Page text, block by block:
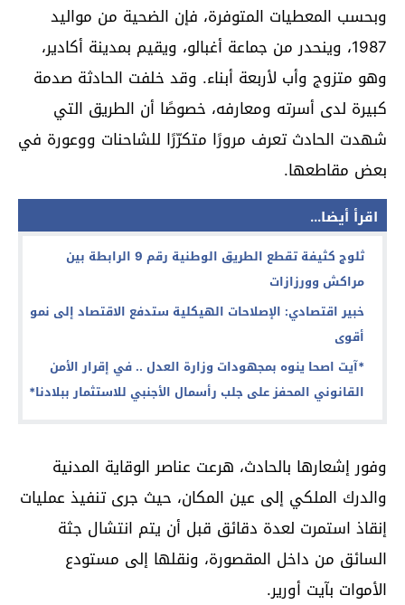
وبحسب المعطيات المتوفرة، فإن الضحية من مواليد
1987، وينحدر من جماعة أغبالو، ويقيم بمدينة أكادير،
وهو متزوج وأب لأربعة أبناء. وقد خلفت الحادثة صدمة
كبيرة لدى أسرته ومعارفه، خصوصًا أن الطريق التي
شهدت الحادث تعرف مرورًا متكرّرًا للشاحنات ووعورة في
بعض مقاطعها.
اقرأ أيضا...
ثلوج كثيفة تقطع الطريق الوطنية رقم 9 الرابطة بين
مراكش وورزازات
خبير اقتصادي: الإصلاحات الهيكلية ستدفع الاقتصاد إلى نمو
أقوى
*آيت اصحا ينوه بمجهودات وزارة العدل .. في إقرار الأمن
القانوني المحفز على جلب رأسمال الأجنبي للاستثمار ببلادنا*
وفور إشعارها بالحادث، هرعت عناصر الوقاية المدنية
والدرك الملكي إلى عين المكان، حيث جرى تنفيذ عمليات
إنقاذ استمرت لعدة دقائق قبل أن يتم انتشال جثة
السائق من داخل المقصورة، ونقلها إلى مستودع
الأموات بآيت أورير.